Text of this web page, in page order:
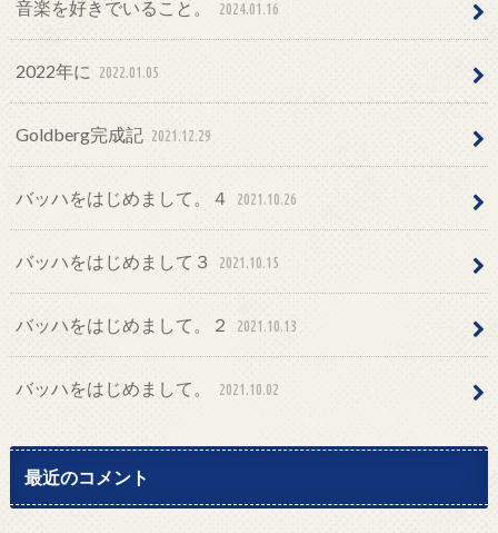
音楽を好きでいること。 2024.01.16
2022年に 2022.01.05
Goldberg完成記 2021.12.29
バッハをはじめまして。４ 2021.10.26
バッハをはじめまして３ 2021.10.15
バッハをはじめまして。２ 2021.10.13
バッハをはじめまして。 2021.10.02
最近のコメント